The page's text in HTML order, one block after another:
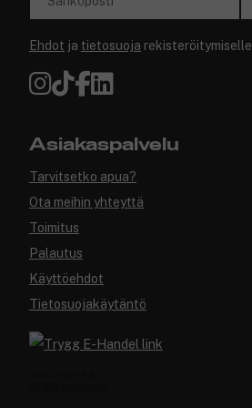
Ehdot ja tietosuoja rekisteröitymiselle
Asiakaspalvelu
Tarvitsetko apua?
Ota meihin yhteyttä
Toimitus
Palautus
Käyttöehdot
Tietosuojakäytäntö